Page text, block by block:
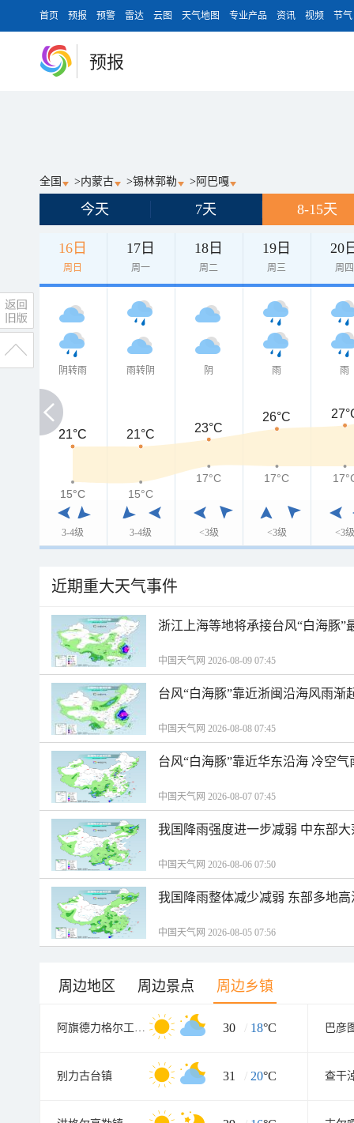
首页 预报 预警 雷达 云图 天气地图 专业产品 资讯 视频 节气
预报
全国 >内蒙古 >锡林郭勒 > 阿巴嘎
今天 7天 8-15天
16日
周日
17日
周一
18日
周二
19日
周三
20
周四
阴转雨
3-4级
雨转阴
3-4级
阴
<3级
雨
<3级
雨
<3级
21°C
21°C 21°C
23°C
26°C
15°C
15°C 15°C
17°C 17°C
近期重大天气事件
浙江上海等地将承接台风“白海豚”
中国天气网 2026-08-09 07:45
台风“白海豚”靠近浙闽沿海风雨渐
中国天气网 2026-08-08 07:45
台风“白海豚”靠近华东沿海 冷空
中国天气网 2026-08-07 07:45
我国降雨强度进一步减弱 中东部
中国天气网 2026-08-06 07:50
我国降雨整体减少减弱 东部多地
中国天气网 2026-08-05 07:56
周边地区 周边景点 周边乡镇
阿旗德力格尔工业园区 30 / 18°C 巴彦
别力古台镇 31 / 20°C 查干